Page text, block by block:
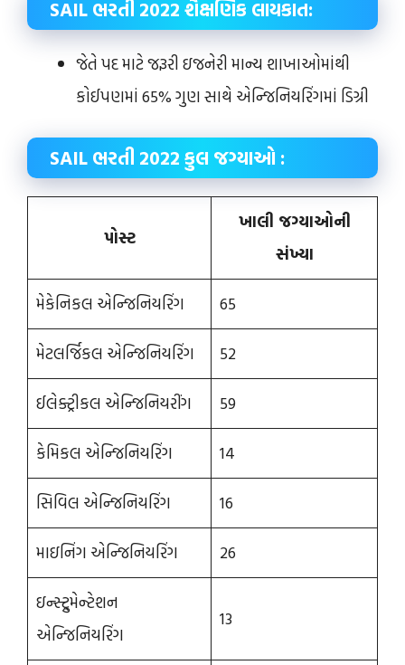
SAIL ભરતી 2022શૈક્ષણિક લાયકાત:
જેતે પદ માટે જરૂરી ઇજનેરી માન્ય શાખાઓમાંથી
કોઈપણમાં 65% ગુણ સાથે એન્જિનિયરિંગમાં ડિગ્રી
SAIL ભરતી 2022કુલ જગ્યાઓ :
પોસ્ટ
ખાલી જગ્યાઓની
સંખ્યા
મેકેનિકલ એન્જિનિયરિંગ 65
મેટલર્જિકલ એન્જિનિયરિંગ 52
ઈલેક્ટ્રીકલ એન્જિનિયરીંગ 59
કેમિકલ એન્જિનિયરિંગ 14
સિવિલ એન્જિનિયરિંગ 16
માઇનિંગ એન્જિનિયરિંગ 26
ઇન્સ્ટ્રુમેન્ટેશન
એન્જિનિયરિંગ
13